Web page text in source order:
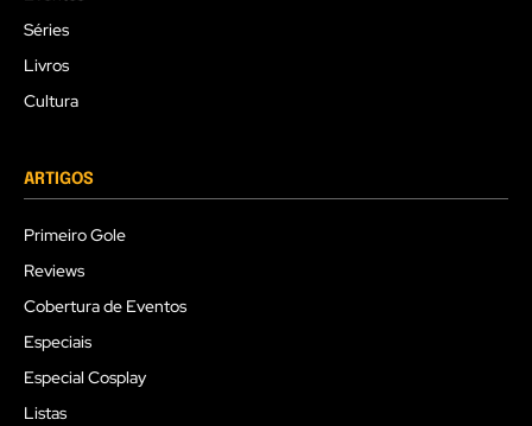
Séries
Livros
Cultura
ARTIGOS
Primeiro Gole
Reviews
Cobertura de Eventos
Especiais
Especial Cosplay
Listas